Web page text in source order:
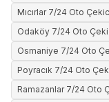
Mıcırlar 7/24 Oto
Odaköy 7/24 Oto
Osmaniye 7/24 Oto
Poyracık 7/24 Oto
Ramazanlar 7/24 Oto